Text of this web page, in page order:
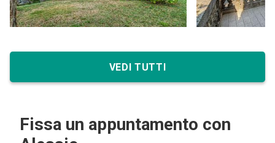
VEDI TUTTI
Fissa un appuntamento con